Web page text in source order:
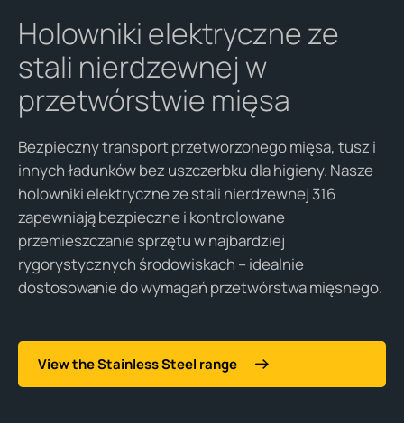
Holowniki elektryczne ze
stali nierdzewnej w
przetwórstwie mięsa
Bezpieczny transport przetworzonego mięsa, tusz i
innych ładunków bez uszczerbku dla higieny. Nasze
holowniki elektryczne ze stali nierdzewnej 316
zapewniają bezpieczne i kontrolowane
przemieszczanie sprzętu w najbardziej
rygorystycznych środowiskach – idealnie
dostosowanie do wymagań przetwórstwa mięsnego.
View the Stainless Steel range